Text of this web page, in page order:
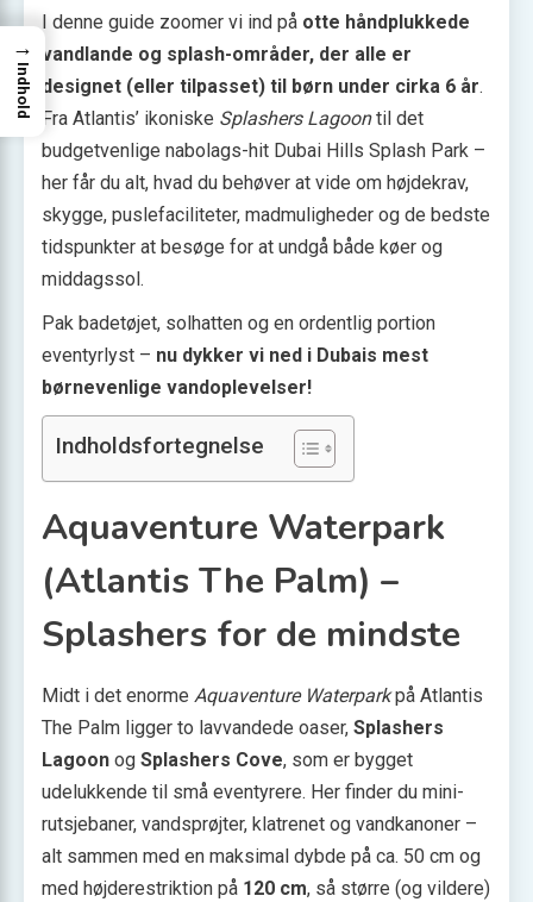
I denne guide zoomer vi ind på otte håndplukkede
vandlande og splash-områder, der alle er
designet (eller tilpasset) til børn under cirka 6 år.
Fra Atlantis’ ikoniske Splashers Lagoontil det
budgetvenlige nabolags-hit Dubai Hills Splash Park –
her får du alt, hvad du behøver at vide om højdekrav,
skygge, puslefaciliteter, madmuligheder og de bedste
tidspunkter at besøge for at undgå både køer og
middagssol.
Pak badetøjet, solhatten og en ordentlig portion
eventyrlyst – nu dykker vi ned i Dubais mest
børnevenlige vandoplevelser!
Indholdsfortegnelse
Aquaventure Waterpark
(Atlantis The Palm) –
Splashers for de mindste
Midt i det enorme Aquaventure Waterparkpå Atlantis
The Palm ligger to lavvandede oaser, Splashers
Lagoon og Splashers Cove, som er bygget
udelukkende til små eventyrere. Her finder du mini-
rutsjebaner, vandsprøjter, klatrenet og vandkanoner –
alt sammen med en maksimal dybde på ca. 50 cm og
med højde­restriktion på 120 cm, så større (og vildere)
→
Indhold